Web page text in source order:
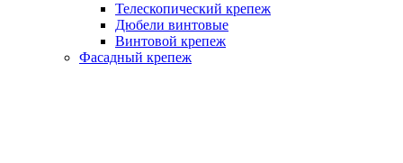
Телескопический крепеж
Дюбели винтовые
Винтовой крепеж
Фасадный крепеж